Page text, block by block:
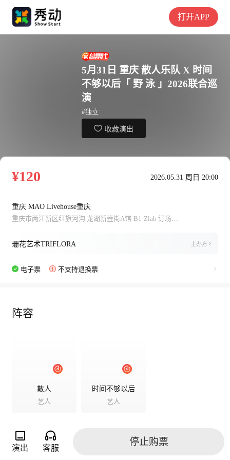
打开APP
5月31日 重庆 散人乐队 X 时间
不够以后「 野 泳 」2026联合巡
演
#独立
收藏演出
¥120 2026.05.31 周日 20:00
重庆 MAO Livehouse重庆
重庆市两江新区红旗河沟 龙湖新壹街A馆-B1-Zlab 订场电话：杨子（023-67702014）
珊花艺术TRIFLORA 主办方
电子票 不支持退换票
阵容
散人
艺人
时间不够以后
艺人
演出 客服
停止购票